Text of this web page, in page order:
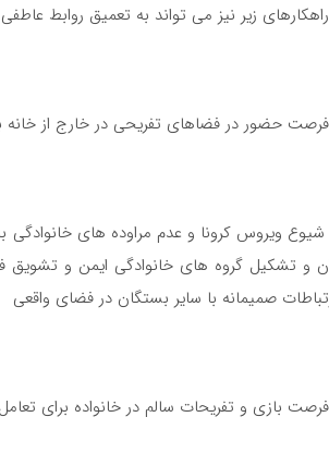
راهکارهای زیر نیز می تواند به تعمیق روابط
فرصت حضور در فضاهای تفریحی در خارج از خانه
شیوع ویروس کرونا و عدم مراوده های
و تشکیل گروه های خانوادگی ایمن و تشویق
صمیمانه با سایر بستگان در فضای واقعی
فرصت بازی و تفریحات سالم در خانواده برای